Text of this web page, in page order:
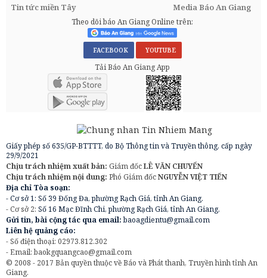
Tin tức miền Tây
Media Báo An Giang
Theo dõi báo An Giang Online trên:
FACEBOOK YOUTUBE
Tải Báo An Giang App
Giấy phép số 635/GP-BTTTT, do Bộ Thông tin và Truyền thông, cấp ngày
29/9/2021
Chịu trách nhiệm xuất bản: Giám đốcLÊ VĂN CHUYỂN
Chịu trách nhiệm nội dung: Phó Giám đốcNGUYỄN VIỆT TIẾN
Địa chỉ Tòa soạn:
- Cơ sở 1: Số 39 Đống Đa, phường Rạch Giá, tỉnh An Giang.
- Cơ sở 2: Số 16 Mạc Đĩnh Chi, phường Rạch Giá, tỉnh An Giang.
Gửi tin, bài cộng tác qua email:baoagdientu@gmail.com
Liên hệ quảng cáo:
- Số điện thoại: 02973.812.302
- Email:baokgquangcao@gmail.com
© 2008 - 2017 Bản quyền thuộc về Báo và Phát thanh, Truyền hình tỉnh An
Giang.